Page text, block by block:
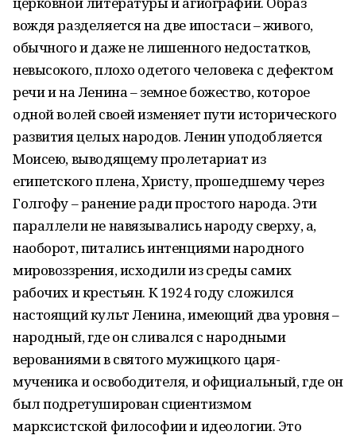
вождя разделяется на две ипостаси – живого,
обычного и даже не лишенного недостатков,
невысокого, плохо одетого человека с дефектом
речи и на Ленина – земное божество, которое
одной волей своей изменяет пути исторического
развития целых народов. Ленин уподобляется
Моисею, выводящему пролетариат из
египетского плена, Христу, прошедшему через
Голгофу – ранение ради простого народа. Эти
параллели не навязывались народу сверху, а,
наоборот, питались интенциями народного
мировоззрения, исходили из среды самих
рабочих и крестьян. К 1924 году сложился
настоящий культ Ленина, имеющий два уровня –
народный, где он сливался с народными
верованиями в святого мужицкого царя-
мученика и освободителя, и официальный, где он
был подретуширован сциентизмом
марксистской философии и идеологии. Это